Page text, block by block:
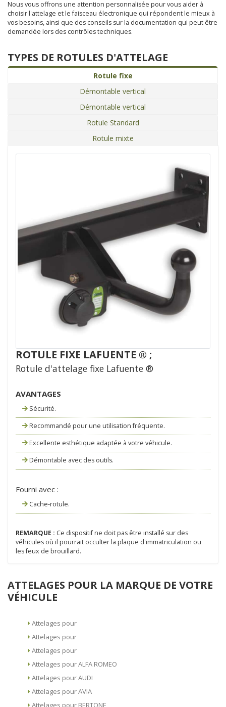
Nous vous offrons une attention personnalisée pour vous aider à
choisir l'attelage et le faisceau électronique qui répondent le mieux à
vos besoins, ainsi que des conseils sur la documentation qui peut être
demandée lors des contrôles techniques.
TYPES DE ROTULES D'ATTELAGE
Rotule fixe
Démontable vertical
Démontable vertical
Rotule Standard
Rotule mixte
ROTULE FIXE LAFUENTE ® ;
Rotule d'attelage fixe Lafuente ®
AVANTAGES
Sécurité.
Recommandé pour une utilisation fréquente.
Excellente esthétique adaptée à votre véhicule.
Démontable avec des outils.
Fourni avec :
Cache-rotule.
REMARQUE : Ce dispositif ne doit pas être installé sur des
véhicules où il pourrait occulter la plaque d'immatriculation ou
les feux de brouillard.
ATTELAGES POUR LA MARQUE DE VOTRE
VÉHICULE
Attelages pour
Attelages pour
Attelages pour
Attelages pour ALFA ROMEO
Attelages pour AUDI
Attelages pour AVIA
Attelages pour BERTONE